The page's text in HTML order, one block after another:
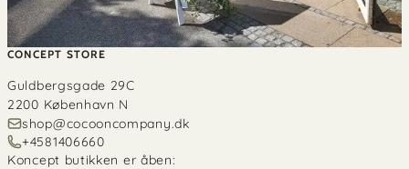
CONCEPT STORE
Guldbergsgade 29C
2200 København N
shop@cocooncompany.dk
+4581406660
Koncept butikken er åben: